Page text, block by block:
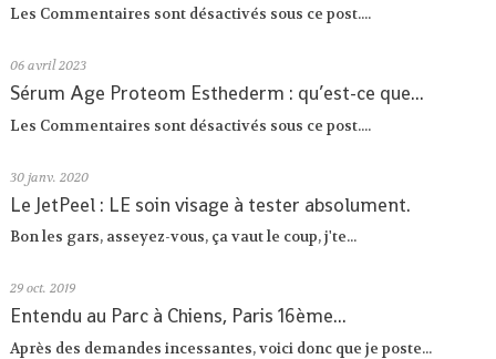
Les Commentaires sont désactivés sous ce post....
06 avril 2023
Sérum Age Proteom Esthederm : qu’est-ce que...
Les Commentaires sont désactivés sous ce post....
30 janv. 2020
Le JetPeel : LE soin visage à tester absolument.
Bon les gars, asseyez-vous, ça vaut le coup, j'te...
29 oct. 2019
Entendu au Parc à Chiens, Paris 16ème...
Après des demandes incessantes, voici donc que je poste...